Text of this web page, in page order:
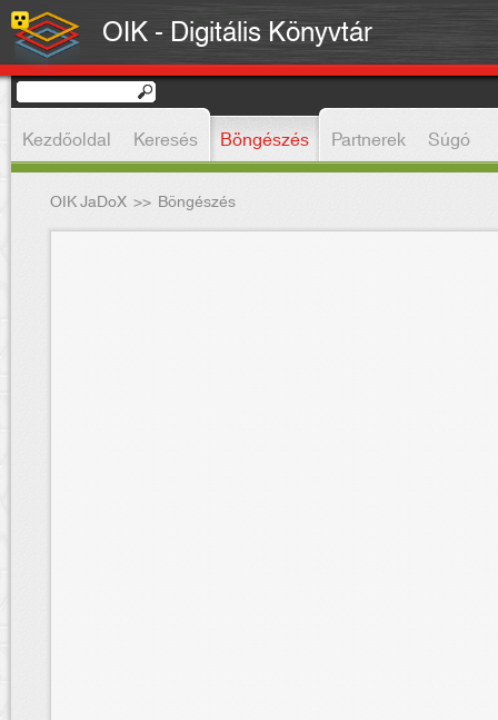
OIK - Digitális Könyvtár
Kezdőoldal Keresés Böngészés Partnerek Súgó
OIK JaDoX >> Böngészés